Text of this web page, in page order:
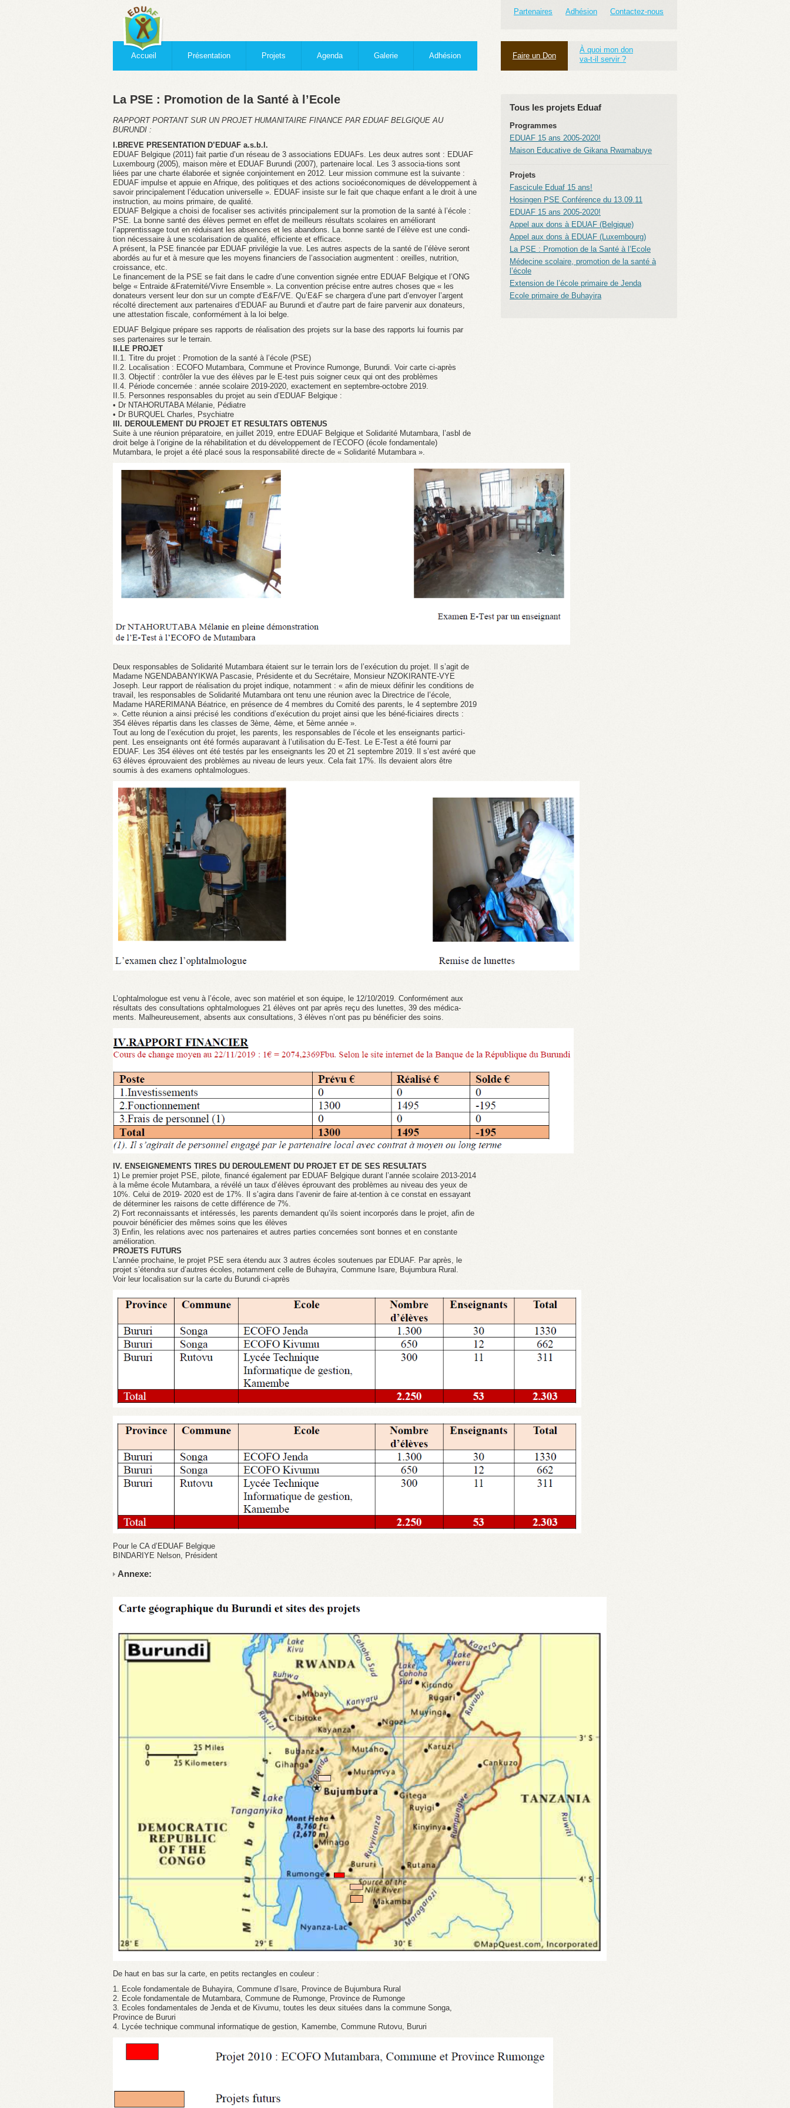
Partenaires Adhésion Contactez-nous
Accueil Présentation Projets Agenda Galerie Adhésion Faire un Don
À quoi mon don
va-t-il servir ?
La PSE : Promotion de la Santé à l’Ecole
RAPPORT PORTANT SUR UN PROJET HUMANITAIRE FINANCE PAR EDUAF BELGIQUE AU
BURUNDI :
I.BREVE PRESENTATION D’EDUAF a.s.b.l.
EDUAF Belgique (2011) fait partie d’un réseau de 3 associations EDUAFs. Les deux autres sont : EDUAF
Luxembourg (2005), maison mère et EDUAF Burundi (2007), partenaire local. Les 3 associa-tions sont
liées par une charte élaborée et signée conjointement en 2012. Leur mission commune est la suivante :
EDUAF impulse et appuie en Afrique, des politiques et des actions socioéconomiques de développement à
savoir principalement l’éducation universelle ». EDUAF insiste sur le fait que chaque enfant a le droit à une
instruction, au moins primaire, de qualité.
EDUAF Belgique a choisi de focaliser ses activités principalement sur la promotion de la santé à l’école :
PSE. La bonne santé des élèves permet en effet de meilleurs résultats scolaires en améliorant
l’apprentissage tout en réduisant les absences et les abandons. La bonne santé de l’élève est une condi-
tion nécessaire à une scolarisation de qualité, efficiente et efficace.
A présent, la PSE financée par EDUAF privilégie la vue. Les autres aspects de la santé de l’élève seront
abordés au fur et à mesure que les moyens financiers de l’association augmentent : oreilles, nutrition,
croissance, etc.
Le financement de la PSE se fait dans le cadre d’une convention signée entre EDUAF Belgique et l’ONG
belge « Entraide &Fraternité/Vivre Ensemble ». La convention précise entre autres choses que « les
donateurs versent leur don sur un compte d’E&F/VE. Qu’E&F se chargera d’une part d’envoyer l’argent
récolté directement aux partenaires d’EDUAF au Burundi et d’autre part de faire parvenir aux donateurs,
une attestation fiscale, conformément à la loi belge.
EDUAF Belgique prépare ses rapports de réalisation des projets sur la base des rapports lui fournis par
ses partenaires sur le terrain.
II.LE PROJET
II.1. Titre du projet : Promotion de la santé à l’école (PSE)
II.2. Localisation : ECOFO Mutambara, Commune et Province Rumonge, Burundi. Voir carte ci-après
II.3. Objectif : contrôler la vue des élèves par le E-test puis soigner ceux qui ont des problèmes
II.4. Période concernée : année scolaire 2019-2020, exactement en septembre-octobre 2019.
II.5. Personnes responsables du projet au sein d’EDUAF Belgique :
• Dr NTAHORUTABA Mélanie, Pédiatre
• Dr BURQUEL Charles, Psychiatre
III. DEROULEMENT DU PROJET ET RESULTATS OBTENUS
Suite à une réunion préparatoire, en juillet 2019, entre EDUAF Belgique et Solidarité Mutambara, l’asbl de
droit belge à l’origine de la réhabilitation et du développement de l’ECOFO (école fondamentale)
Mutambara, le projet a été placé sous la responsabilité directe de « Solidarité Mutambara ».
Deux responsables de Solidarité Mutambara étaient sur le terrain lors de l’exécution du projet. Il s’agit de
Madame NGENDABANYIKWA Pascasie, Présidente et du Secrétaire, Monsieur NZOKIRANTE-VYE
Joseph. Leur rapport de réalisation du projet indique, notamment : « afin de mieux définir les conditions de
travail, les responsables de Solidarité Mutambara ont tenu une réunion avec la Directrice de l’école,
Madame HARERIMANA Béatrice, en présence de 4 membres du Comité des parents, le 4 septembre 2019
». Cette réunion a ainsi précisé les conditions d’exécution du projet ainsi que les béné-ficiaires directs :
354 élèves répartis dans les classes de 3ème, 4ème, et 5ème année ».
Tout au long de l’exécution du projet, les parents, les responsables de l’école et les enseignants partici-
pent. Les enseignants ont été formés auparavant à l’utilisation du E-Test. Le E-Test a été fourni par
EDUAF. Les 354 élèves ont été testés par les enseignants les 20 et 21 septembre 2019. Il s’est avéré que
63 élèves éprouvaient des problèmes au niveau de leurs yeux. Cela fait 17%. Ils devaient alors être
soumis à des examens ophtalmologues.
L’ophtalmologue est venu à l’école, avec son matériel et son équipe, le 12/10/2019. Conformément aux
résultats des consultations ophtalmologues 21 élèves ont par après reçu des lunettes, 39 des médica-
ments. Malheureusement, absents aux consultations, 3 élèves n’ont pas pu bénéficier des soins.
IV. ENSEIGNEMENTS TIRES DU DEROULEMENT DU PROJET ET DE SES RESULTATS
1) Le premier projet PSE, pilote, financé également par EDUAF Belgique durant l’année scolaire 2013-2014
à la même école Mutambara, a révélé un taux d’élèves éprouvant des problèmes au niveau des yeux de
10%. Celui de 2019- 2020 est de 17%. Il s’agira dans l’avenir de faire at-tention à ce constat en essayant
de déterminer les raisons de cette différence de 7%.
2) Fort reconnaissants et intéressés, les parents demandent qu’ils soient incorporés dans le projet, afin de
pouvoir bénéficier des mêmes soins que les élèves
3) Enfin, les relations avec nos partenaires et autres parties concernées sont bonnes et en constante
amélioration.
PROJETS FUTURS
L’année prochaine, le projet PSE sera étendu aux 3 autres écoles soutenues par EDUAF. Par après, le
projet s’étendra sur d’autres écoles, notamment celle de Buhayira, Commune Isare, Bujumbura Rural.
Voir leur localisation sur la carte du Burundi ci-après
Pour le CA d’EDUAF Belgique
BINDARIYE Nelson, Président
Annexe:
De haut en bas sur la carte, en petits rectangles en couleur :
1. Ecole fondamentale de Buhayira, Commune d’Isare, Province de Bujumbura Rural
2. Ecole fondamentale de Mutambara, Commune de Rumonge, Province de Rumonge
3. Ecoles fondamentales de Jenda et de Kivumu, toutes les deux situées dans la commune Songa,
Province de Bururi
4. Lycée technique communal informatique de gestion, Kamembe, Commune Rutovu, Bururi
Tous les projets Eduaf
Programmes
EDUAF 15 ans 2005-2020!
Maison Educative de Gikana Rwamabuye
Projets
Fascicule Eduaf 15 ans!
Hosingen PSE Conférence du 13.09.11
EDUAF 15 ans 2005-2020!
Appel aux dons à EDUAF (Belgique)
Appel aux dons à EDUAF (Luxembourg)
La PSE : Promotion de la Santé à l’Ecole
Médecine scolaire, promotion de la santé à
l’école
Extension de l’école primaire de Jenda
Ecole primaire de Buhayira